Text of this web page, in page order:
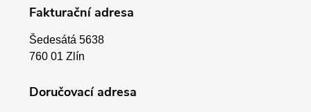
Fakturační adresa
Šedesátá 5638
760 01 Zlín
Doručovací adresa